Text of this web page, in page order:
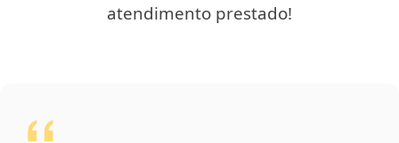
atendimento prestado!